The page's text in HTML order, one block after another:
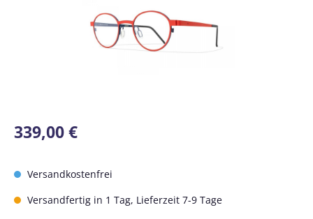
Regulärer Preis:
339,00 €
Versandkostenfrei
Versandfertig in 1 Tag, Lieferzeit 7-9 Tage